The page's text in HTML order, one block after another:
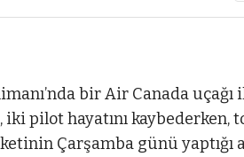
bir Air Canada
iki pilot hayatını kaybederken,
Çarşamba günü yaptığı